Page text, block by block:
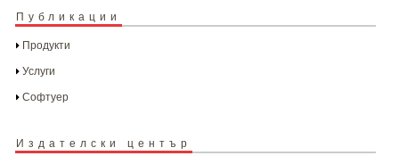
Публикации
Продукти
Услуги
Софтуер
Издателски център